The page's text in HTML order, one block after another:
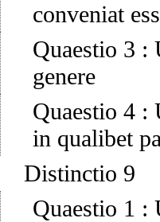
conveniat
Quaestio 3 :
genere
Quaestio 4 :
in qualibet
Distinctio 9
Quaestio 1 :